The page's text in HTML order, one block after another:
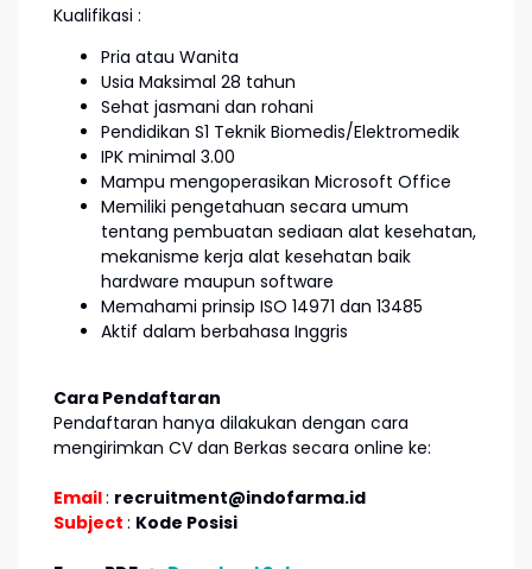
Kualifikasi :
Pria atau Wanita
Usia Maksimal 28 tahun
Sehat jasmani dan rohani
Pendidikan S1 Teknik Biomedis/Elektromedik
IPK minimal 3.00
Mampu mengoperasikan Microsoft Office
Memiliki pengetahuan secara umum
tentang pembuatan sediaan alat kesehatan,
mekanisme kerja alat kesehatan baik
hardware maupun software
Memahami prinsip ISO 14971 dan 13485
Aktif dalam berbahasa Inggris
Cara Pendaftaran
Pendaftaran hanya dilakukan dengan cara
mengirimkan CV dan Berkas secara online ke:
Email: recruitment@indofarma.id
Subject : Kode Posisi